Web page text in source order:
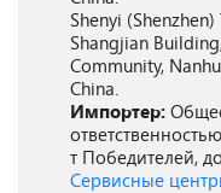
Shenyi
Shangjian
Community,
China.
Импортер:
т Победителей,
Сервисные